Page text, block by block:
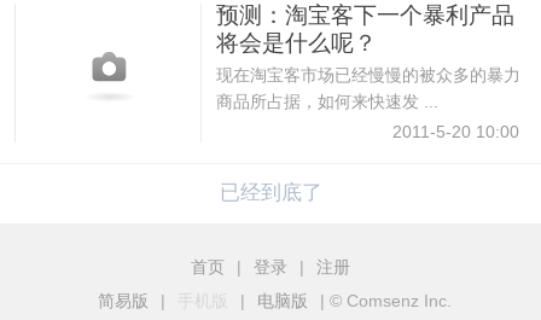
预测：淘宝客下一个暴利产品
将会是什么呢？
现在淘宝客市场已经慢慢的被众多的暴力
商品所占据，如何来快速发 ...
2011-5-20 10:00
已经到底了
首页 | 登录 |
注册
简易版
| 手机版 | 电脑版 | © Comsenz Inc.